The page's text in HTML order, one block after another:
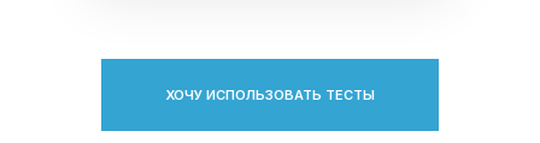
ХОЧУ ИСПОЛЬЗОВАТЬ ТЕСТЫ